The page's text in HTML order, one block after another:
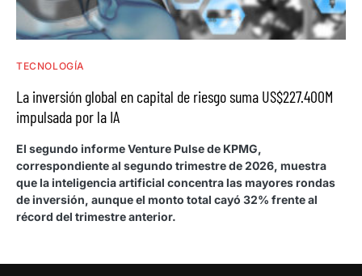
TECNOLOGÍA
La inversión global en capital de riesgo suma US$227.400M
impulsada por la IA
El segundo informe Venture Pulse de KPMG,
correspondiente al segundo trimestre de 2026, muestra
que la inteligencia artificial concentra las mayores rondas
de inversión, aunque el monto total cayó 32% frente al
récord del trimestre anterior.